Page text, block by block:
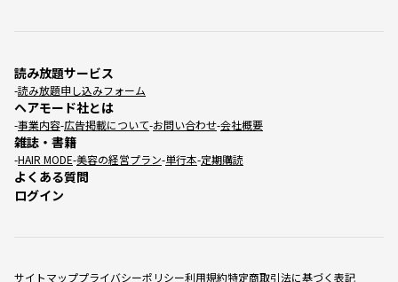
サイトマッププライバシーポリシー利用規約特定商取引法に基づく表記
読み放題サービス
読み放題申し込みフォーム
ヘアモード社とは
事業内容 広告掲載について お問い合わせ 会社概要
雑誌・書籍
HAIR MODE 美容の経営プラン 単行本 定期購読
よくある質問
ログイン